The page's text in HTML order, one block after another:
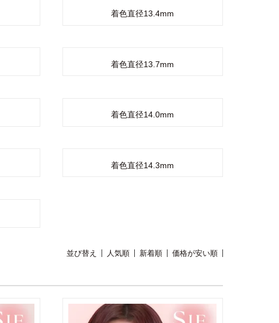
着色直径13.4mm
着色直径13.7mm
着色直径14.0mm
着色直径14.3mm
並び替え 人気順 新着順 価格が安い順